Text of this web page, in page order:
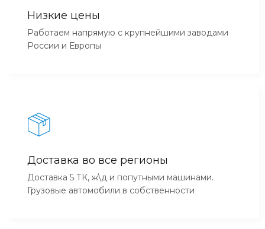
Низкие цены
Работаем напрямую с крупнейшими заводами
России и Европы
Доставка во все регионы
Доставка 5 ТК, ж\д и попутными машинами.
Грузовые автомобили в собственности